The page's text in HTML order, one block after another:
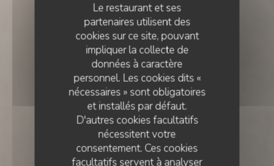
Le restaurant et ses
partenaires utilisent des
cookies sur ce site, pouvant
impliquer la collecte de
données à caractère
personnel. Les cookies dits «
nécessaires » sont obligatoires
et installés par défaut.
D'autres cookies facultatifs
nécessitent votre
consentement. Ces cookies
facultatifs servent à analyser